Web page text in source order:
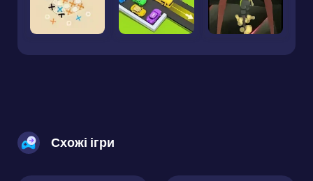
Схожі ігри